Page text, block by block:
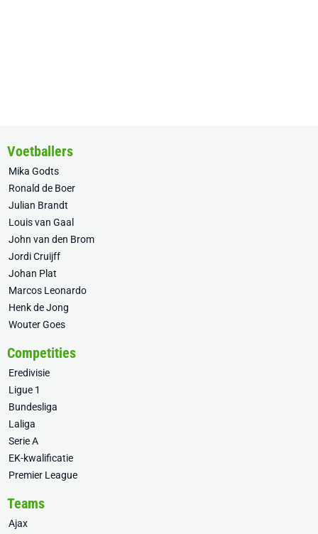
Voetballers
Mika Godts
Ronald de Boer
Julian Brandt
Louis van Gaal
John van den Brom
Jordi Cruijff
Johan Plat
Marcos Leonardo
Henk de Jong
Wouter Goes
Competities
Eredivisie
Ligue 1
Bundesliga
Laliga
Serie A
EK-kwalificatie
Premier League
Teams
Ajax